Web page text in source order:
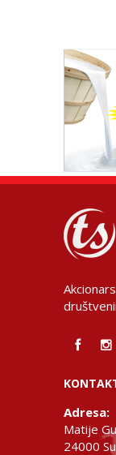
Adresa:
Matije
24000